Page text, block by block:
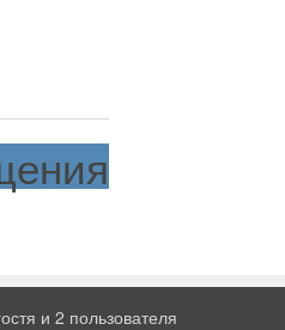
и 2 пользователя